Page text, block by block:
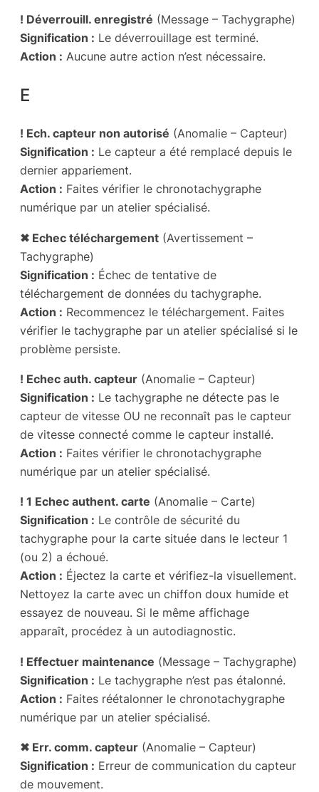
! Déverrouill. enregistré (Message – Tachygraphe)
Signification : Le déverrouillage est terminé.
Action : Aucune autre action n’est nécessaire.
E
! Ech. capteur non autorisé (Anomalie – Capteur)
Signification : Le capteur a été remplacé depuis le
dernier appariement.
Action : Faites vérifier le chronotachygraphe
numérique par un atelier spécialisé.
✖ Echec téléchargement (Avertissement –
Tachygraphe)
Signification : Échec de tentative de
téléchargement de données du tachygraphe.
Action : Recommencez le téléchargement. Faites
vérifier le tachygraphe par un atelier spécialisé si le
problème persiste.
! Echec auth. capteur (Anomalie – Capteur)
Signification : Le tachygraphe ne détecte pas le
capteur de vitesse OU ne reconnaît pas le capteur
de vitesse connecté comme le capteur installé.
Action : Faites vérifier le chronotachygraphe
numérique par un atelier spécialisé.
! 1 Echec authent. carte (Anomalie – Carte)
Signification : Le contrôle de sécurité du
tachygraphe pour la carte située dans le lecteur 1
(ou 2) a échoué.
Action : Éjectez la carte et vérifiez-la visuellement.
Nettoyez la carte avec un chiffon doux humide et
essayez de nouveau. Si le même affichage
apparaît, procédez à un autodiagnostic.
! Effectuer maintenance (Message – Tachygraphe)
Signification : Le tachygraphe n’est pas étalonné.
Action : Faites réétalonner le chronotachygraphe
numérique par un atelier spécialisé.
✖ Err. comm. capteur (Anomalie – Capteur)
Signification : Erreur de communication du capteur
de mouvement.